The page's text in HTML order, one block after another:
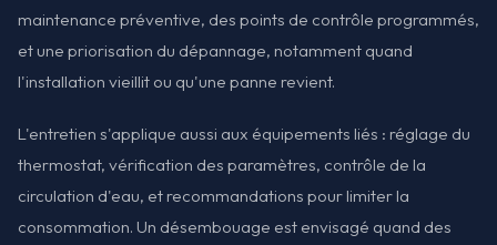
maintenance préventive, des points de contrôle programmés,
et une priorisation du dépannage, notamment quand
l'installation vieillit ou qu'une panne revient.
L'entretien s'applique aussi aux équipements liés : réglage du
thermostat, vérification des paramètres, contrôle de la
circulation d'eau, et recommandations pour limiter la
consommation. Un désembouage est envisagé quand des